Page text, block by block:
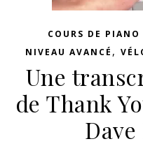
COURS DE PIANO
NIVEAU AVANCÉ ,
Une
de Thank